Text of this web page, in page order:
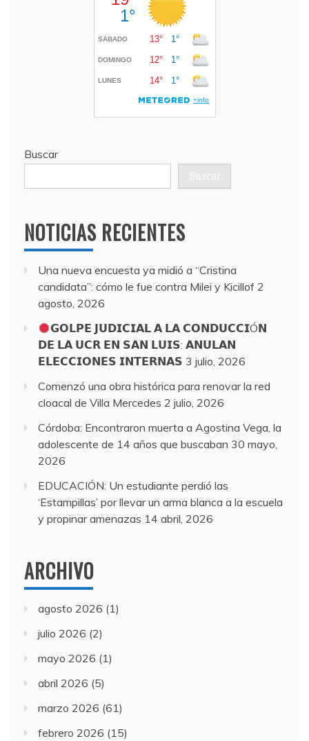
Buscar
Buscar
NOTICIAS RECIENTES
Una nueva encuesta ya midió a “Cristina
candidata”: cómo le fue contra Milei y Kicillof 2
agosto, 2026
𝗚𝗢𝗟𝗣𝗘 𝗝𝗨𝗗𝗜𝗖𝗜𝗔𝗟 𝗔 𝗟𝗔 𝗖𝗢𝗡𝗗𝗨𝗖𝗖𝗜Ó𝗡
𝗗𝗘 𝗟𝗔 𝗨𝗖𝗥 𝗘𝗡 𝗦𝗔𝗡 𝗟𝗨𝗜𝗦: 𝗔𝗡𝗨𝗟𝗔𝗡
𝗘𝗟𝗘𝗖𝗖𝗜𝗢𝗡𝗘𝗦 𝗜𝗡𝗧𝗘𝗥𝗡𝗔𝗦 3 julio, 2026
Comenzó una obra histórica para renovar la red
cloacal de Villa Mercedes 2 julio, 2026
Córdoba: Encontraron muerta a Agostina Vega, la
adolescente de 14 años que buscaban 30 mayo,
2026
EDUCACIÓN: Un estudiante perdió las
‘Estampillas’ por llevar un arma blanca a la escuela
y propinar amenazas 14 abril, 2026
ARCHIVO
agosto 2026 (1)
julio 2026 (2)
mayo 2026 (1)
abril 2026 (5)
marzo 2026 (61)
febrero 2026 (15)